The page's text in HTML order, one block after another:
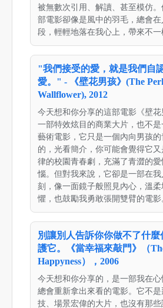
被無數次引用、解讀、甚至模仿
部電影卻像是風中的羽毛，總會
段，輕輕地落在我心上，帶來不一
"我們接受的愛，就是我們自
愛。" - 《壁花男孩》(The
Wallflower), 2012
今天想和你分享的這部電影《壁
一部特效炫目的商業大片，也不
藝術電影，它只是一個內向男孩
的，光看簡介，你可能會覺得它
律的校園青春劇，充滿了青澀的
惱。但對我來說，它卻是一部在
刻，像一面鏡子般照見內心，溫
懼，也鼓勵我勇敢張開雙臂的電影
別讓別人告訴你你做不了什
護它。《當幸福來敲門》（
Happyness），2006
今天想和你分享的，是一部我在心
總會重新拿出來看的電影。它不
技、場景宏偉的大片，也沒有那